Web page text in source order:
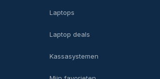
Laptops
Laptop deals
Kassasystemen